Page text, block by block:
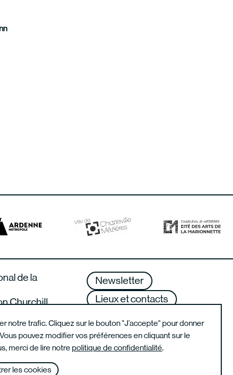
notre trafic. Cliquez sur le bouton "J’accepte" pour donner
pouvez modifier vos préférences en cliquant sur le
merci de lire notre politique de confidentialité.
les cookies
de la
Churchill
Newsletter
Lieux et contacts